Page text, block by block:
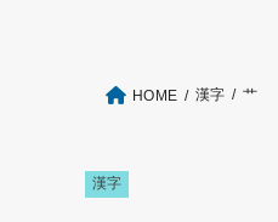
HOME 漢字 艹
漢字